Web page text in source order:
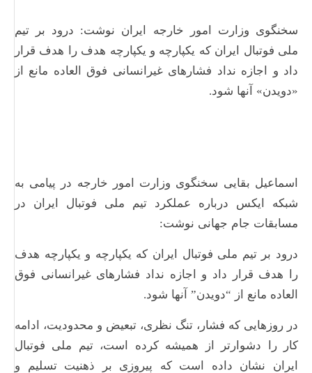
سخنگوی وزارت امور خارجه ایران نوشت: درود بر تیم
ملی فوتبال ایران که یکپارچه و یکپارچه هدف را هدف قرار
داد و اجازه نداد فشارهای غیرانسانی فوق العاده مانع از
«دویدن» آنها شود.
اسماعیل بقایی سخنگوی وزارت امور خارجه در پیامی به
شبکه ایکس درباره عملکرد تیم ملی فوتبال ایران در
مسابقات جام جهانی نوشت:
درود بر تیم ملی فوتبال ایران که یکپارچه و یکپارچه هدف
را هدف قرار داد و اجازه نداد فشارهای غیرانسانی فوق
العاده مانع از “دویدن” آنها شود.
در روزهایی که فشار، تنگ نظری، تبعیض و محدودیت، ادامه
کار را دشوارتر از همیشه کرده است، تیم ملی فوتبال
ایران نشان داده است که پیروزی بر ذهنیت تسلیم و